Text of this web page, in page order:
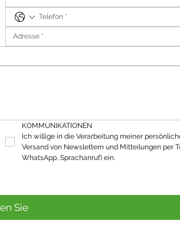
KOMMUNIKATIONEN
Ich willige in die Verarbeitung meiner
Versand von Newslettern und Mitteilungen per
WhatsApp, Sprachanruf) ein.
Sie